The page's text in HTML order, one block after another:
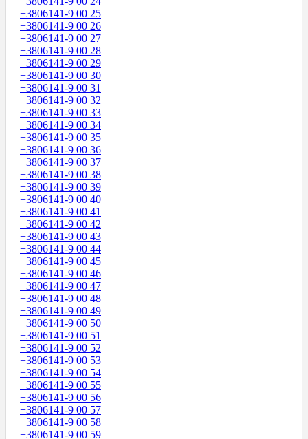
+3806141-9 00 25
+3806141-9 00 26
+3806141-9 00 27
+3806141-9 00 28
+3806141-9 00 29
+3806141-9 00 30
+3806141-9 00 31
+3806141-9 00 32
+3806141-9 00 33
+3806141-9 00 34
+3806141-9 00 35
+3806141-9 00 36
+3806141-9 00 37
+3806141-9 00 38
+3806141-9 00 39
+3806141-9 00 40
+3806141-9 00 41
+3806141-9 00 42
+3806141-9 00 43
+3806141-9 00 44
+3806141-9 00 45
+3806141-9 00 46
+3806141-9 00 47
+3806141-9 00 48
+3806141-9 00 49
+3806141-9 00 50
+3806141-9 00 51
+3806141-9 00 52
+3806141-9 00 53
+3806141-9 00 54
+3806141-9 00 55
+3806141-9 00 56
+3806141-9 00 57
+3806141-9 00 58
+3806141-9 00 59